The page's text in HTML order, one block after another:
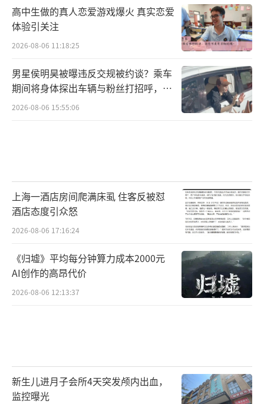
高中生做的真人恋爱游戏爆火 真实恋爱
体验引关注
2026-08-06 11:18:25
男星侯明昊被曝违反交规被约谈？乘车
期间将身体探出车辆与粉丝打招呼，当
地交警回应
2026-08-06 15:55:06
上海一酒店房间爬满床虱 住客反被怼
酒店态度引众怒
2026-08-06 17:16:24
《归墟》平均每分钟算力成本2000元
AI创作的高昂代价
2026-08-06 12:13:37
新生儿进月子会所4天突发颅内出血，
监控曝光